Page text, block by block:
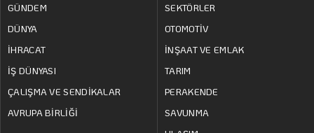
GÜNDEM
DÜNYA
İHRACAT
İŞ DÜNYASI
ÇALIŞMA VE SENDİKALAR
AVRUPA BİRLİĞİ
SEKTÖRLER
OTOMOTİV
İNŞAAT VE EMLAK
TARIM
PERAKENDE
SAVUNMA